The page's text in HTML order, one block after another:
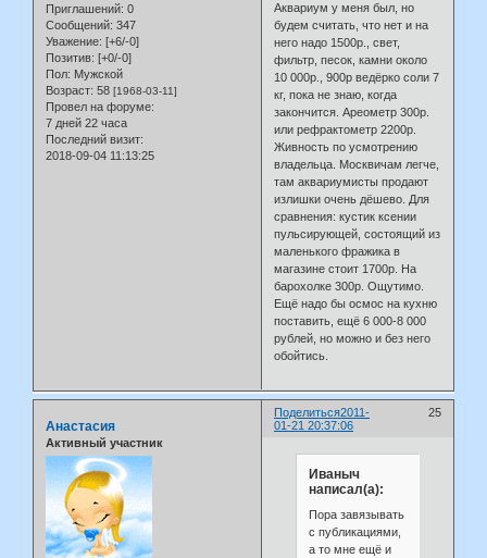
Приглашений: 0
Сообщений: 347
Уважение: [+6/-0]
Позитив: [+0/-0]
Пол: Мужской
Возраст: 58 [1968-03-11]
Провел на форуме:
7 дней 22 часа
Последний визит:
2018-09-04 11:13:25
Аквариум у меня был, но
будем считать, что нет и на
него надо 1500р., свет,
фильтр, песок, камни около
10 000р., 900р ведёрко соли 7
кг, пока не знаю, когда
закончится. Ареометр 300р.
или рефрактометр 2200р.
Живность по усмотрению
владельца. Москвичам легче,
там аквариумисты продают
излишки очень дёшево. Для
сравнения: кустик ксении
пульсирующей, состоящий из
маленького фражика в
магазине стоит 1700р. На
барохолке 300р. Ощутимо.
Ещё надо бы осмос на кухню
поставить, ещё 6 000-8 000
рублей, но можно и без него
обойтись.
Поделиться 25
2011-
01-21 20:37:06
Анастасия
Активный участник
Иваныч
написал(а):
Пора завязывать
с публикациями,
а то мне ещё и